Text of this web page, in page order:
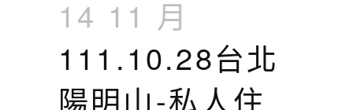
14 11 月
111.10.28台北
陽明山-私人住